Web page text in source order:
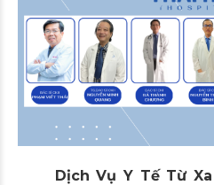
Dịch Vụ Y Tế Từ